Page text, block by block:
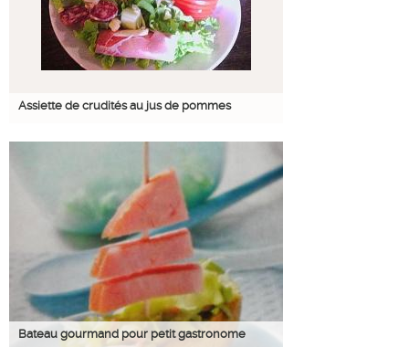
Assiette de crudités au jus de pommes
Bateau gourmand pour petit gastronome